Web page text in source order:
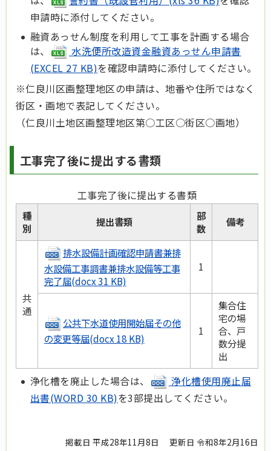
申請時に添付してください。
融資あっせん制度を利用して工事を計画する場合
は、
水洗便所改造資金融資あっせん申請書
(EXCEL 27 KB)を確認申請時に添付してください。
※仁良川区画整理地区の申請は、地番や住所ではなく
街区・画地で表記してください。
（仁良川土地区画整理地区第○工区○街区○画地）
工事完了後に提出する書類
工事完了後に提出する書類
種
別
提出書類
部
数
備考
共
通
排水設備計画確認申請書兼排
水設備工事調書兼排水設備等工事
完了届(docx 31 KB)
1
公共下水道使用開始届その他
の変更等届(docx 18 KB)
1
集合住
宅の場
合、戸
数分提
出
浄化槽を廃止した場合は、
浄化槽使用廃止届
出書(WORD 30 KB)を3部提出してください。
掲載日 平成28年11月8日 更新日 令和8年2月16日